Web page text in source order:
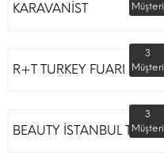
KARAVANİST
Müşteri
R+T TURKEY FUARI
3
Müşteri
BEAUTY İSTANBUL TÜYAP
3
Müşteri